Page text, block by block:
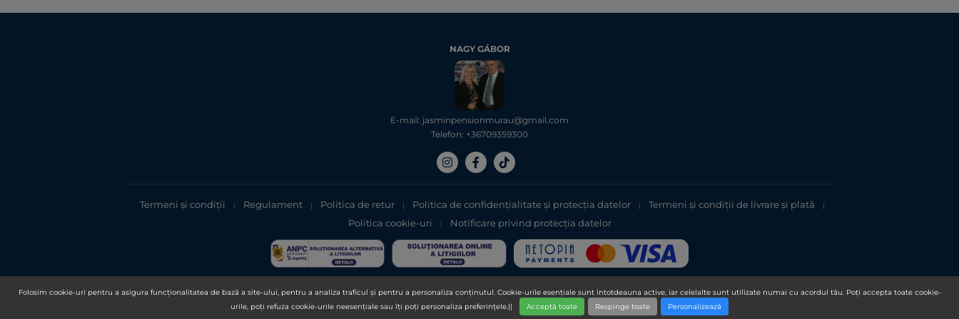
Folosim cookie-uri pentru a asigura funcționalitatea de bază a site-ului, pentru a analiza traficul și pentru a personaliza conținutul. Cookie-urile esențiale sunt întotdeauna active, iar celelalte sunt utilizate numai cu acordul tău. Poți accepta toate cookie-
urile, poți refuza cookie-urile neesențiale sau îți poți personaliza preferințele.||
Acceptă toate Respinge toate Personalizează
NAGY GÁBOR
E-mail: jasminpensionmurau@gmail.com
Telefon: +36709359300
Termeni și condiții | Regulament | Politica de retur | Politica de confidențialitate şi protecţia datelor | Termeni şi condiții de livrare și plată |
Politica cookie-uri | Notificare privind protecția datelor